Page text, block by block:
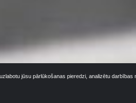
jūsu pārlūkošanas pieredzi, analizētu